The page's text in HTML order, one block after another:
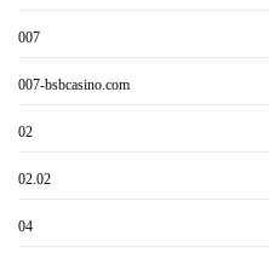
007
007-bsbcasino.com
02
02.02
04